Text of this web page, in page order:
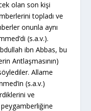
olan son kişi
topladı ve
onunla aynı
(s.a.v.).
ibn Abbas, bu
Antlaşmasının)
Allame
(s.a.v.)
ve